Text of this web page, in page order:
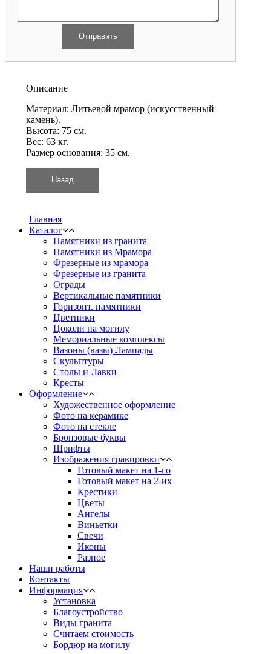
Описание
Материал: Литьевой мрамор (искусственный
камень).
Высота: 75 см.
Вес: 63 кг.
Размер основания: 35 см.
Главная
Каталог
Памятники из гранита
Памятники из Мрамора
Фрезерные из мрамора
Фрезерные из гранита
Ограды
Вертикальные памятники
Горизонт. памятники
Цветники
Цоколи на могилу
Мемориальные комплексы
Вазоны (вазы) Лампады
Скульптуры
Столы и Лавки
Кресты
Оформление
Художественное оформление
Фото на керамике
Фото на стекле
Бронзовые буквы
Шрифты
Изображения гравировки
Готовый макет на 1-го
Готовый макет на 2-их
Крестики
Цветы
Ангелы
Виньетки
Свечи
Иконы
Разное
Наши работы
Контакты
Информация
Установка
Благоустройство
Виды гранита
Считаем стоимость
Бордюр на могилу